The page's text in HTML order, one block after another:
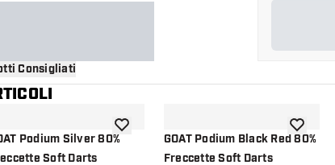
Consigliati
lista dei desideri
Podium Silver 80%
Soft Darts
aggiungi alla lista dei desideri
GOAT Podium Black Red 80%
Freccette Soft Darts
aggiungi